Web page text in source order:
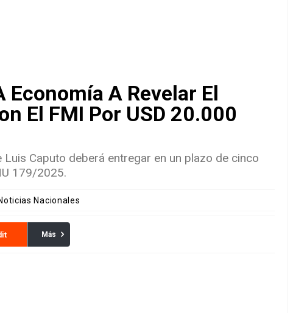
A Revelar El
El FMI Por USD 20.000
Caputo deberá entregar en un plazo de cinco
179/2025.
Nacionales
Más